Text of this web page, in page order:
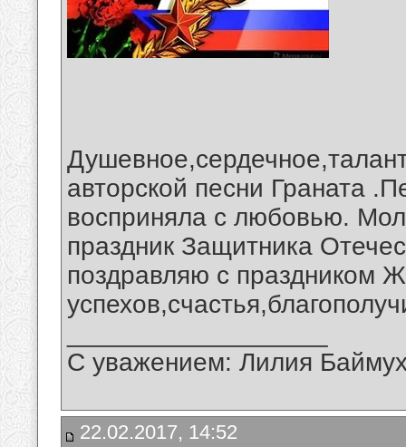
авторской песни Граната
восприняла с любовью.
праздник Защитника
поздравляю с праздником
С уважением: Лилия
22.02.2017, 14:52